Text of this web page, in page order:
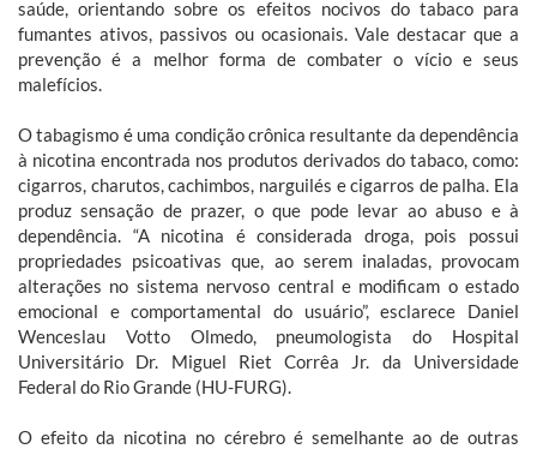
saúde, orientando sobre os efeitos nocivos do tabaco para
fumantes ativos, passivos ou ocasionais. Vale destacar que a
prevenção é a melhor forma de combater o vício e seus
malefícios.
O tabagismo é uma condição crônica resultante da dependência
à nicotina encontrada nos produtos derivados do tabaco, como:
cigarros, charutos, cachimbos, narguilés e cigarros de palha. Ela
produz sensação de prazer, o que pode levar ao abuso e à
dependência. “A nicotina é considerada droga, pois possui
propriedades psicoativas que, ao serem inaladas, provocam
alterações no sistema nervoso central e modificam o estado
emocional e comportamental do usuário”, esclarece Daniel
Wenceslau Votto Olmedo, pneumologista do Hospital
Universitário Dr. Miguel Riet Corrêa Jr. da Universidade
Federal do Rio Grande (HU-FURG).
O efeito da nicotina no cérebro é semelhante ao de outras